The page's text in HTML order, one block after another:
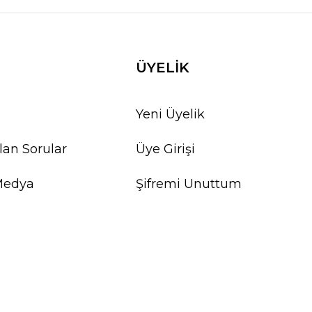
Sorular
ÜYELİK
Yeni Üyelik
Üye Girişi
Şifremi Unuttum